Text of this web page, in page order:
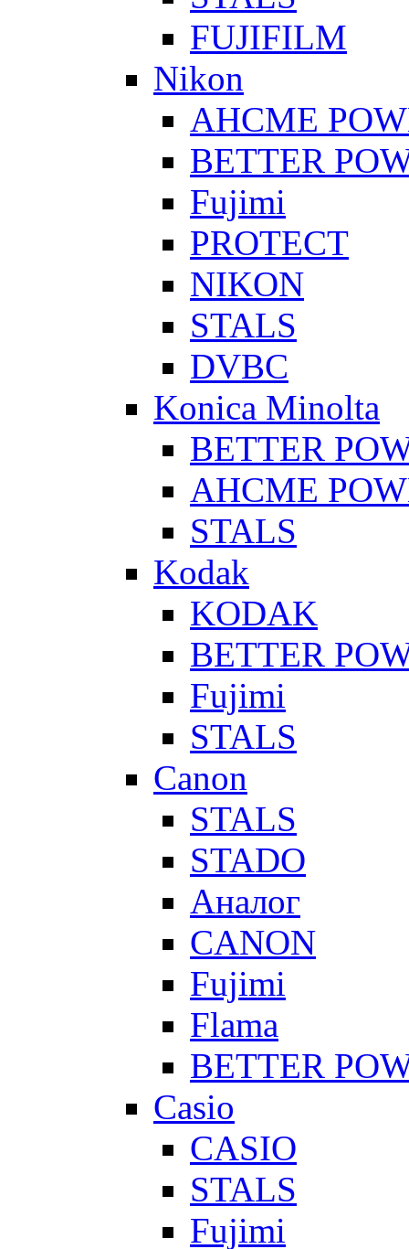
FUJIFILM
Nikon
AHCME
BETTER
Fujimi
PROTECT
NIKON
STALS
DVBC
Konica Minolta
BETTER
AHCME
STALS
Kodak
KODAK
BETTER
Fujimi
STALS
Canon
STALS
STADO
Аналог
CANON
Fujimi
Flama
BETTER
Casio
CASIO
STALS
Fujimi